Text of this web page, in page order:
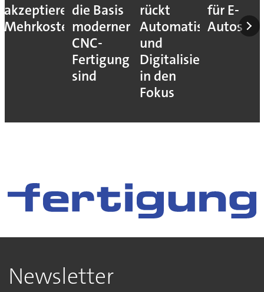
akzeptieren
Mehrkosten
die Basis
moderner
CNC-
Fertigung
sind
rückt
Automatisierung
und
Digitalisierung
in den
Fokus
für E-
Autos
Newsletter